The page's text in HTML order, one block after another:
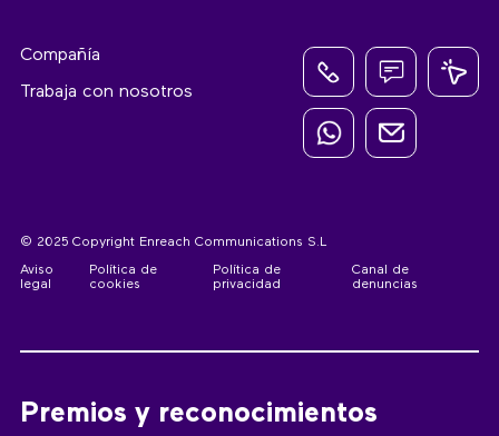
Compañía
Trabaja con nosotros
© 2025 Copyright Enreach Communications S.L
Aviso
legal
Política de
cookies
Política de
privacidad
Canal de
denuncias
Premios y reconocimientos